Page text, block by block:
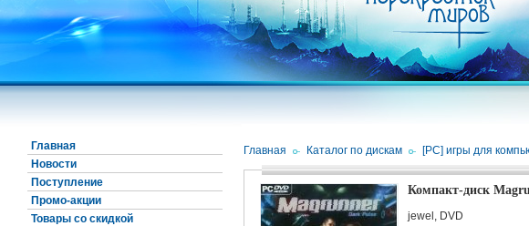
Главная
Новости
Поступление
Промо-акции
Товары со скидкой
Главная / Каталог по дискам / [PC] игры для
Компакт-диск
jewel, DVD